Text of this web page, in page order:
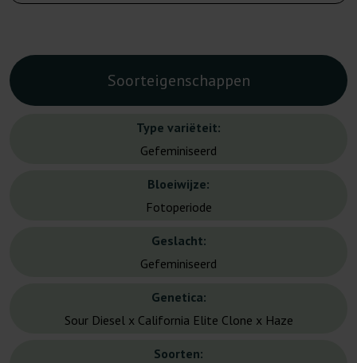
Soorteigenschappen
Type variëteit:
Gefeminiseerd
Bloeiwijze:
Fotoperiode
Geslacht:
Gefeminiseerd
Genetica:
Sour Diesel x California Elite Clone x Haze
Soorten: